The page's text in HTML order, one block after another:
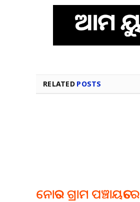
RELATED POSTS
ନୋତର ଗ୍ରାମ ପଞ୍ଚାୟତରେ